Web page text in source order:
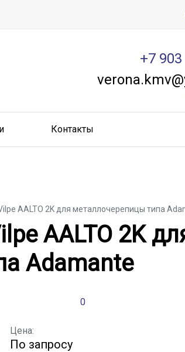
+7
Контакты
AALTO 2K для металлочерепицы типа
AALTO 2K
AALTO 2K
Adamante
0
Цена:
По запросу